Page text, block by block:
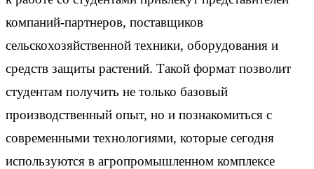
компаний-партнеров, поставщиков
сельскохозяйственной техники, оборудования и
средств защиты растений. Такой формат позволит
студентам получить не только базовый
производственный опыт, но и познакомиться с
современными технологиями, которые сегодня
используются в агропромышленном комплексе